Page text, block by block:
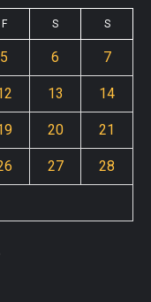
F S S
5 6 7
13 14
20 21
27 28